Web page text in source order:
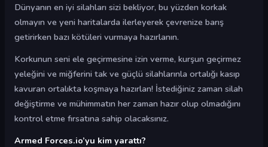
Dünyanın en iyi silahları sizi bekliyor, bu yüzden korkak
olmayın ve yeni haritalarda ilerleyerek çevrenize barış
getirirken bazı kötüleri vurmaya hazırlanın.
Korkunun seni ele geçirmesine izin verme, kurşun geçirmez
yeleğini ve miğferini tak ve güçlü silahlarınla ​​ortalığı kasıp
kavuran ortalıkta koşmaya hazırlan! İstediğiniz zaman silah
değiştirme ve mühimmatın her zaman hazır olup olmadığını
kontrol etme fırsatına sahip olacaksınız.
Armed Forces.io’yu kim yarattı?